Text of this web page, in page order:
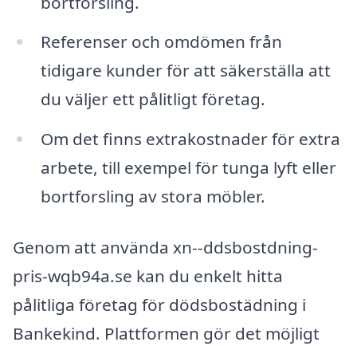
Referenser och omdömen från
tidigare kunder för att säkerställa att
du väljer ett pålitligt företag.
Om det finns extrakostnader för extra
arbete, till exempel för tunga lyft eller
bortforsling av stora möbler.
Genom att använda xn--ddsbostdning-
pris-wqb94a.se kan du enkelt hitta
pålitliga företag för dödsbostädning i
Bankekind. Plattformen gör det möjligt